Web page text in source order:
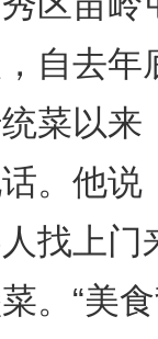
自去年
菜以来
。他说
找上门
。“美